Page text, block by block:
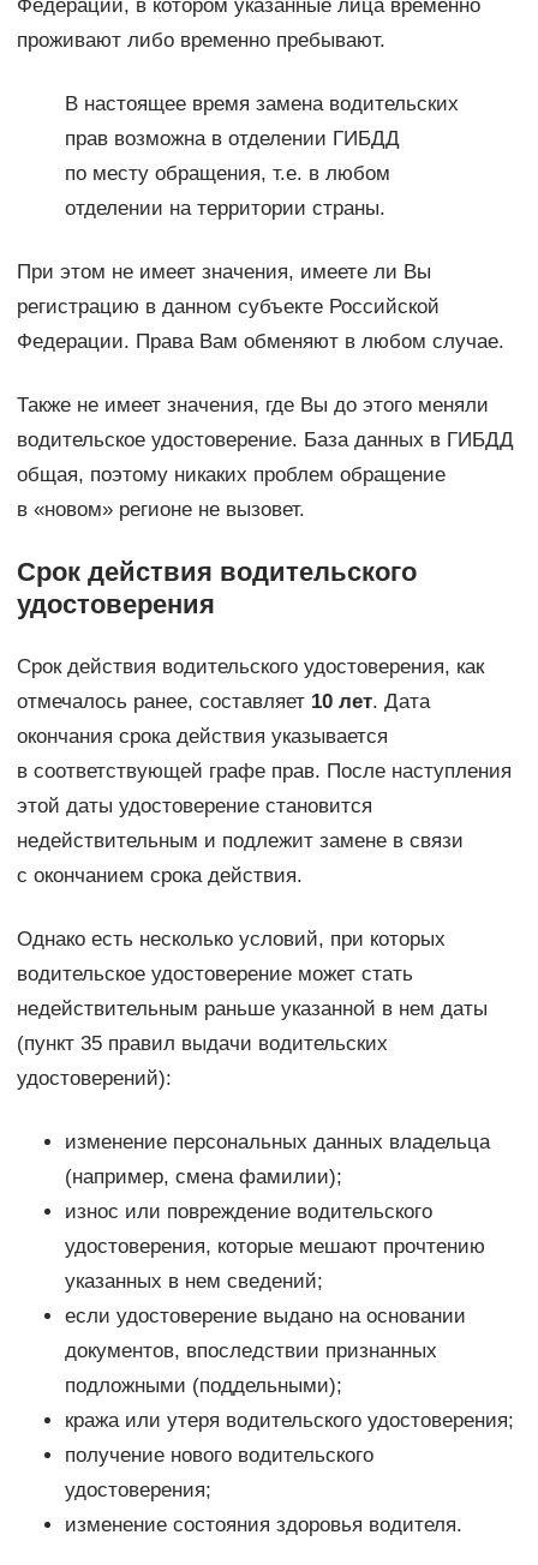
Федерации, в котором указанные лица временно
проживают либо временно пребывают.
В настоящее время замена водительских
прав возможна в отделении ГИБДД
по месту обращения, т.е. в любом
отделении на территории страны.
При этом не имеет значения, имеете ли Вы
регистрацию в данном субъекте Российской
Федерации. Права Вам обменяют в любом случае.
Также не имеет значения, где Вы до этого меняли
водительское удостоверение. База данных в ГИБДД
общая, поэтому никаких проблем обращение
в «новом» регионе не вызовет.
Срок действия водительского
удостоверения
Срок действия водительского удостоверения, как
отмечалось ранее, составляет 10 лет. Дата
окончания срока действия указывается
в соответствующей графе прав. После наступления
этой даты удостоверение становится
недействительным и подлежит замене в связи
с окончанием срока действия.
Однако есть несколько условий, при которых
водительское удостоверение может стать
недействительным раньше указанной в нем даты
(пункт 35 правил выдачи водительских
удостоверений):
изменение персональных данных владельца
(например, смена фамилии);
износ или повреждение водительского
удостоверения, которые мешают прочтению
указанных в нем сведений;
если удостоверение выдано на основании
документов, впоследствии признанных
подложными (поддельными);
кража или утеря водительского удостоверения;
получение нового водительского
удостоверения;
изменение состояния здоровья водителя.